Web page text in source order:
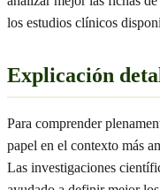
los estudios clínicos
Explicación
Para comprender
papel en el contexto más
Las investigaciones